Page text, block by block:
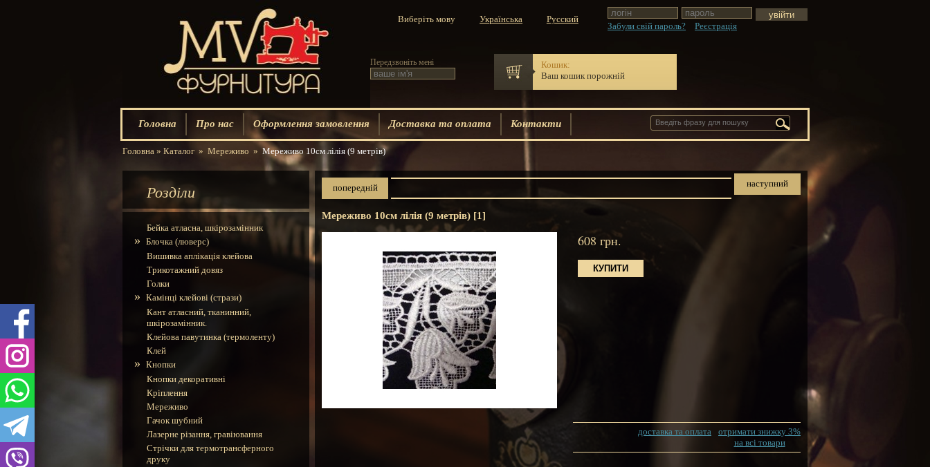
Забули свій пароль? Реєстрація
Виберіть мову
Передзвоніть мені
Кошик:
Ваш кошик порожній
Головна Про нас Оформлення замовлення Доставка та оплата Контакти
Головна » Каталог » Мереживо » Мереживо 10см лілія (9 метрів)
Розділи попередній наступний
Мереживо 10см лілія (9 метрів) [1]
608 грн.
отримати знижку 3%
на всі товари
доставка та оплата
Бейка атласна, шкірозамінник
» Блочка (люверс)
Вишивка аплікація клейова
Трикотажний довяз
Голки
» Камінці клейові (стрази)
Кант атласний, тканинний,
шкірозамінник.
Клейова павутинка (термоленту)
Клей
» Кнопки
Кнопки декоративні
Кріплення
Мереживо
Гачок шубний
Лазерне різання, гравіювання
Стрічки для термотрансферного
друку